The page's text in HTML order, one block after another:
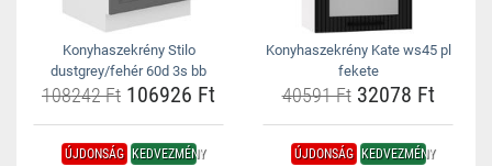
Konyhaszekrény Stilo
dustgrey/fehér 60d 3s bb
108242 Ft 106926 Ft
Konyhaszekrény Kate ws45 pl
fekete
40591 Ft32078 Ft
ÚJDONSÁG KEDVEZMÉNY ÚJDONSÁG KEDVEZMÉNY